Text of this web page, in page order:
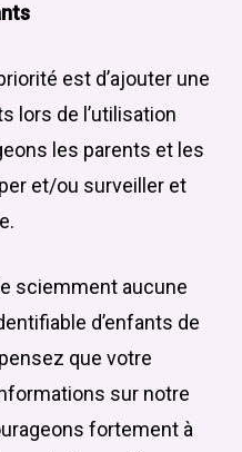
est d’ajouter une
lors de l’utilisation
les parents et les
et/ou surveiller et
sciemment aucune
d’enfants de
que votre
sur notre
fortement à